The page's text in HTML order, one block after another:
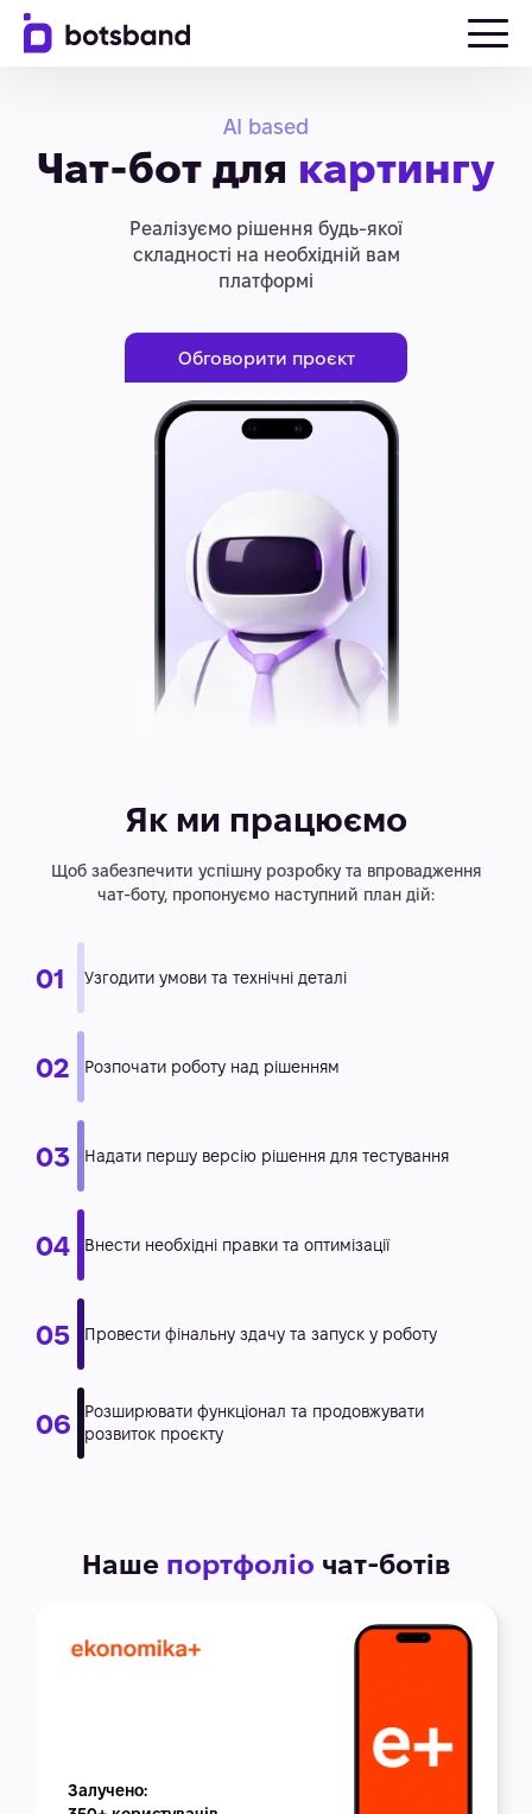
AI based
Чат-бот для картингу
Реалізуємо рішення будь-якої
складності на необхідній вам
платформі
Обговорити проєкт
Як ми працюємо
Щоб забезпечити успішну розробку та впровадження
чат-боту, пропонуємо наступний план дій:
Наше портфоліо чат-ботів
Залучено: